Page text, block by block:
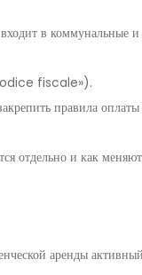
в коммунальные
fiscale»).
правила
отдельно и как
аренды